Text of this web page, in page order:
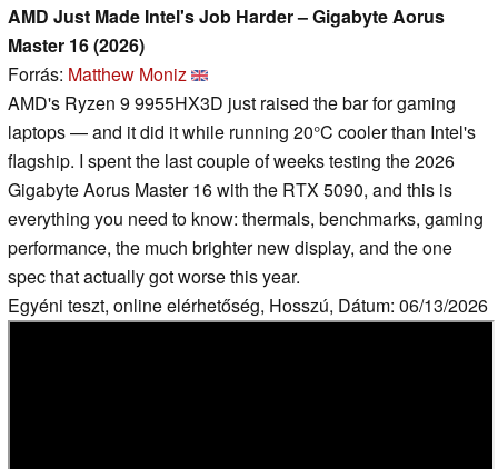
AMD Just Made Intel's Job Harder – Gigabyte Aorus
Master 16 (2026)
Forrás: Matthew Moniz
AMD's Ryzen 9 9955HX3D just raised the bar for gaming
laptops — and it did it while running 20°C cooler than Intel's
flagship. I spent the last couple of weeks testing the 2026
Gigabyte Aorus Master 16 with the RTX 5090, and this is
everything you need to know: thermals, benchmarks, gaming
performance, the much brighter new display, and the one
spec that actually got worse this year.
Egyéni teszt, online elérhetőség, Hosszú, Dátum: 06/13/2026